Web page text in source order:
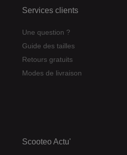
Services clients
Une question ?
Guide des tailles
Retours gratuits
Modes de livraison
Scooteo Actu'